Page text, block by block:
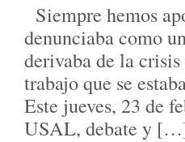
Siempre hemos
denunciaba como
derivaba de la
trabajo que se
Este jueves, 23 de
USAL, debate y